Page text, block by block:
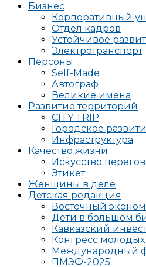
Бизнес
Корпоративный
Отдел кадров
Устойчивое
Электротранспорт
Персоны
Self-Made
Автограф
Великие имена
Развитие территорий
CITY TRIP
Городское
Инфраструктура
Качество жизни
Искусство
Этикет
Женщины в деле
Детская редакция
Восточный
Дети в большом
Кавказский
Конгресс
Международный
ПМЭФ-2025